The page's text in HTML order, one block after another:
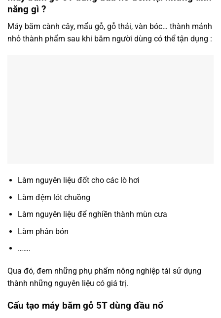
năng gì ?
Máy băm cành cây, mẩu gỗ, gỗ thải, vàn bóc… thành mảnh
nhỏ thành phẩm sau khi băm người dùng có thể tận dụng :
Làm nguyên liệu đốt cho các lò hơi
Làm đệm lót chuồng
Làm nguyên liệu để nghiền thành mùn cưa
Làm phân bón
…….
Qua đó, đem những phụ phẩm nông nghiệp tái sử dụng
thành những nguyên liệu có giá trị.
Cấu tạo máy băm gỗ 5T dùng đầu nổ